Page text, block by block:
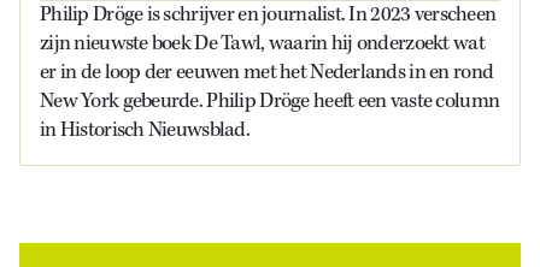
Philip Dröge is schrijver en journalist. In 2023 verscheen
zijn nieuwste boek De Tawl, waarin hij onderzoekt wat
er in de loop der eeuwen met het Nederlands in en rond
New York gebeurde. Philip Dröge heeft een vaste column
in Historisch Nieuwsblad.